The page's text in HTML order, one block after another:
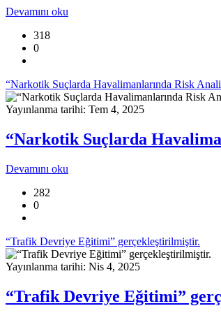
Devamını oku
318
0
“Narkotik Suçlarda Havalimanlarında Risk
Yayınlanma tarihi: Tem 4, 2025
“Narkotik Suçlarda
Devamını oku
282
0
“Trafik Devriye Eğitimi” gerçekleştirilmiştir.
Yayınlanma tarihi: Nis 4, 2025
“Trafik Devriye Eğitimi”